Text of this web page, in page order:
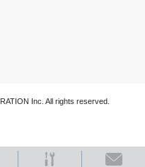
Inc. All rights reserved.